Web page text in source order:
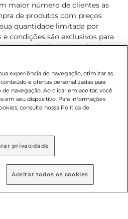
maior número de clientes as
de produtos com preços
quantidade limitada por
condições são exclusivos para
o dia de hoje, podendo
notificação. Proibida a venda
II (Estatuto da Criança e do
exclusivos para o
sofrer alterações sem aviso
as compras on-line é de R$
direitos
experiência de navegação, otimizar as
e ofertas personalizadas para
navegação. Ao clicar em aceitar, você
em seu dispositivo. Para informações
consulte nossa Política de
privacidade
Aceitar todos os cookies